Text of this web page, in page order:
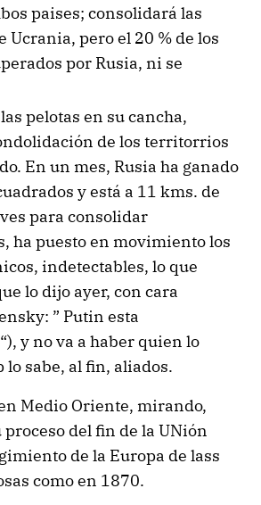
paises; consolidará las
Ucrania, pero el 20 % de los
por Rusia, ni se
pelotas en su cancha,
de los territorrios
En un mes, Rusia ha ganado
y está a 11 kms. de
para consolidar
ha puesto en movimiento los
indetectables, lo que
lo dijo ayer, con cara
” Putin esta
y no va a haber quien lo
lo sabe, al fin, aliados.
Medio Oriente, mirando,
del fin de la UNión
de la Europa de lass
como en 1870.